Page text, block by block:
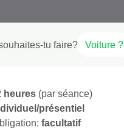
tu faire? Voiture ?
heures (par séance)
présentiel
facultatif